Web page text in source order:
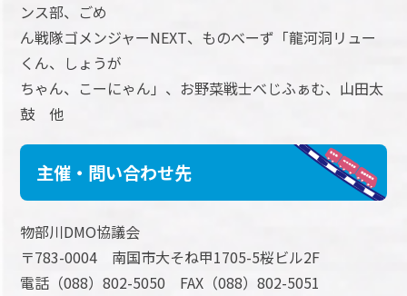
ンス部、ごめ
ん戦隊ゴメンジャーNEXT、ものべーず「龍河洞リュー
くん、しょうが
ちゃん、こーにゃん」、お野菜戦士べじふぁむ、山田太
鼓 他
主催・問い合わせ先
物部川DMO協議会
〒783-0004 南国市大そね甲1705-5桜ビル2F
電話（088）802-5050 FAX（088）802-5051